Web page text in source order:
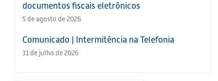
documentos fiscais eletrônicos
5 de agosto de 2026
Comunicado | Intermitência na Telefonia
31 de julho de 2026